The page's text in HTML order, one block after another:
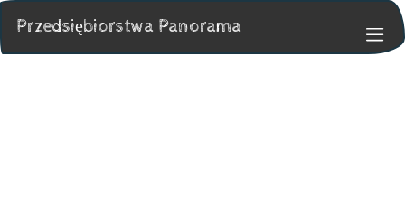
Przedsiębiorstwa Panorama